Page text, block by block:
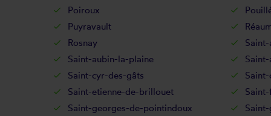
Poiroux
Puyravault
Rosnay
Saint-aubin-la-plaine
Saint-cyr-des-gâts
Saint-etienne-de-brillouet
Saint-georges-de-pointindoux